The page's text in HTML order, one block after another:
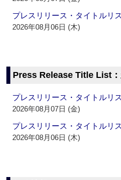
プレスリリース・タイトル
2026年08月06日 (木)
Press Release Title List
プレスリリース・タイトル
2026年08月07日 (金)
プレスリリース・タイトル
2026年08月06日 (木)